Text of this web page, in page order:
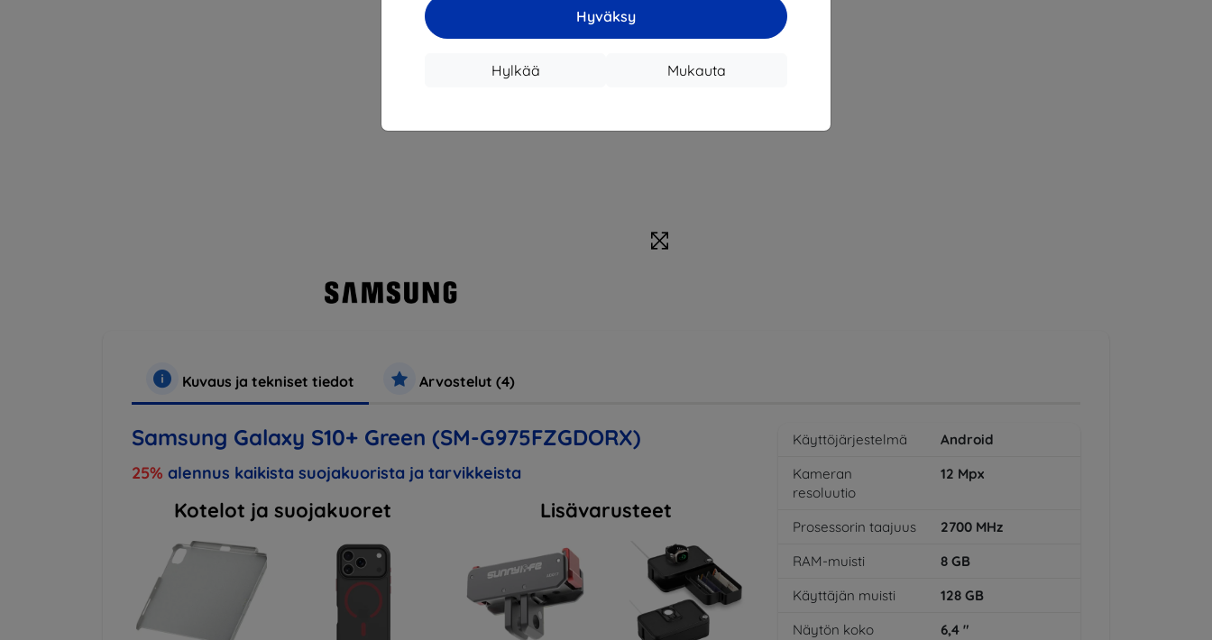
Hyväksy
Mukauta
Hylkää
Kuvaus ja tekniset tiedot Arvostelut (4)
Samsung Galaxy S10+ Green (SM-G975FZGDORX)
25% alennus kaikista suojakuorista ja tarvikkeista
Kotelot ja suojakuoret Lisävarusteet
Käyttöjärjestelmä
Android
Kameran
resoluutio
12 Mpx
Prosessorin taajuus 2700 MHz
RAM-muisti
8 GB
Käyttäjän muisti
128 GB
Näytön koko
6,4 "